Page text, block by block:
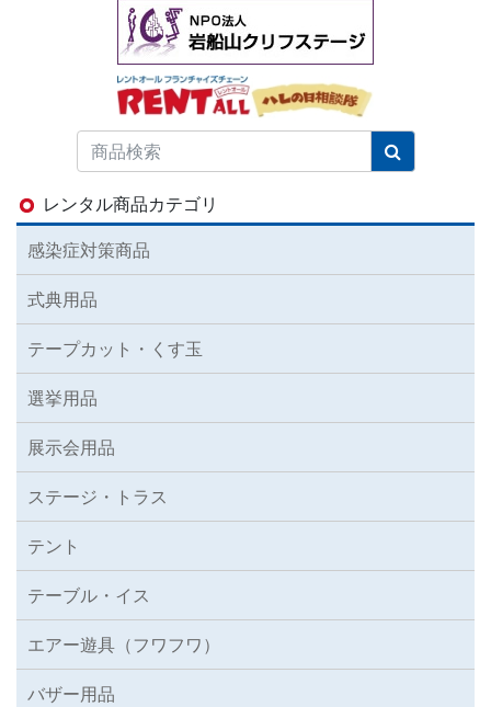
レンタル商品カテゴリ
感染症対策商品
式典用品
テープカット・くす玉
選挙用品
展示会用品
ステージ・トラス
テント
テーブル・イス
エアー遊具（フワフワ）
バザー用品